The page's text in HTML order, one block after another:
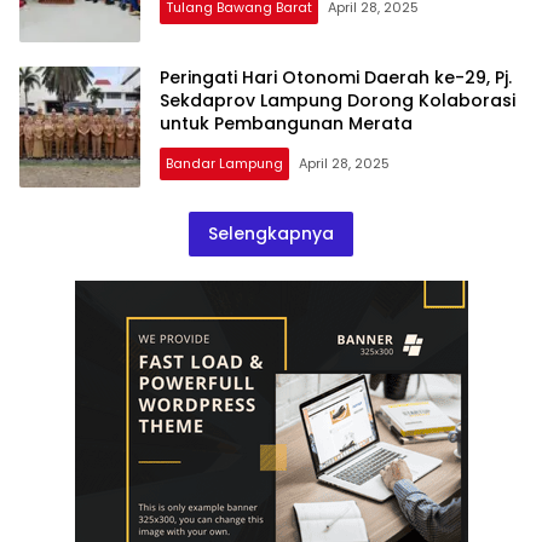
Tulang Bawang Barat April 28, 2025
Peringati Hari Otonomi Daerah ke-29, Pj.
Sekdaprov Lampung Dorong Kolaborasi
untuk Pembangunan Merata
Bandar Lampung April 28, 2025
Selengkapnya